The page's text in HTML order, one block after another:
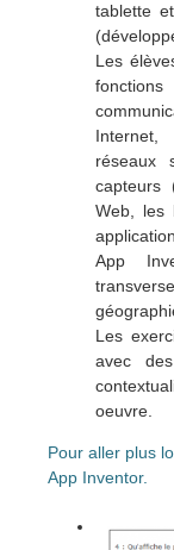
tablette
Les
réseaux
capteurs
Web, les
App
Les
avec
oeuvre.
Pour aller plus
App Inventor.